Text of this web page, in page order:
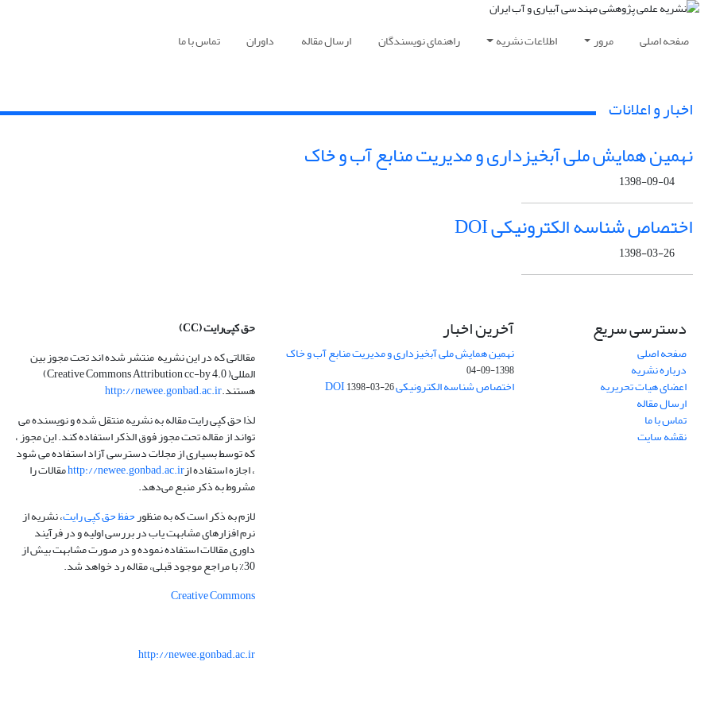
صفحه اصلی مرور اطلاعات نشریه راهنمای نویسندگان ارسال مقاله داوران تماس با ما
اخبار و اعلانات
نهمین همایش ملی آبخیزداری و مدیریت منابع آب و خاک
1398-09-04
اختصاص شناسه الکترونیکی DOI
1398-03-26
دسترسی سریع
صفحه اصلی
درباره نشریه
اعضای هیات تحریریه
ارسال مقاله
تماس با ما
نقشه سایت
آخرین اخبار
نهمین همایش ملی آبخیزداری و مدیریت منابع آب و خاک
1398-09-04
اختصاص شناسه الکترونیکی DOI1398-03-26
حق کپی‌رایت(CC)
مقالاتی که در این نشریه منتشر شده اند تحت مجوز بین
المللی( Creative Commons Attribution cc-by 4.0)
هستند.http://newee.gonbad.ac.ir
لذا حق کپی رایت مقاله به نشریه منتقل شده و نویسنده می
تواند از مقاله تحت مجوز فوق الذکر استفاده کند. این مجوز ،
که توسط بسیاری از مجلات دسترسی آزاد استفاده می شود
، اجازه استفاده ازhttp://newee.gonbad.ac.irمقالات را
مشروط به ذکر منبع می‌دهد.
لازم به ذکر است که به منظورحفظ حق کپی رایت، نشریه از
نرم افزارهای مشابهت یاب در بررسی اولیه و در فرآیند
داوری مقالات استفاده نموده و در صورت مشابهت بیش از
30% با مراجع موجود قبلی، مقاله رد خواهد شد.
Creative Commons
http://newee.gonbad.ac.ir